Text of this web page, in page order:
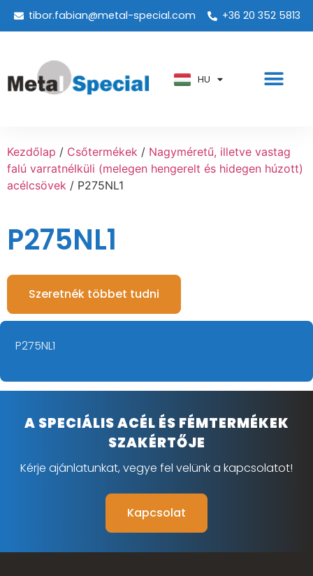
tibor.fabian@metal-special.com +36 20 352 5813
HU
PT
AR
Kezdőlap / Csőtermékek / Nagyméretű, illetve vastag
falú varratnélküli (melegen hengerelt és hidegen húzott)
acélcsövek / P275NL1
P275NL1
Szeretnék többet tudni
P275NL1
A SPECIÁLIS ACÉL ÉS FÉMTERMÉKEK
SZAKÉRTŐJE
Kérje ajánlatunkat, vegye fel velünk a kapcsolatot!
Kapcsolat